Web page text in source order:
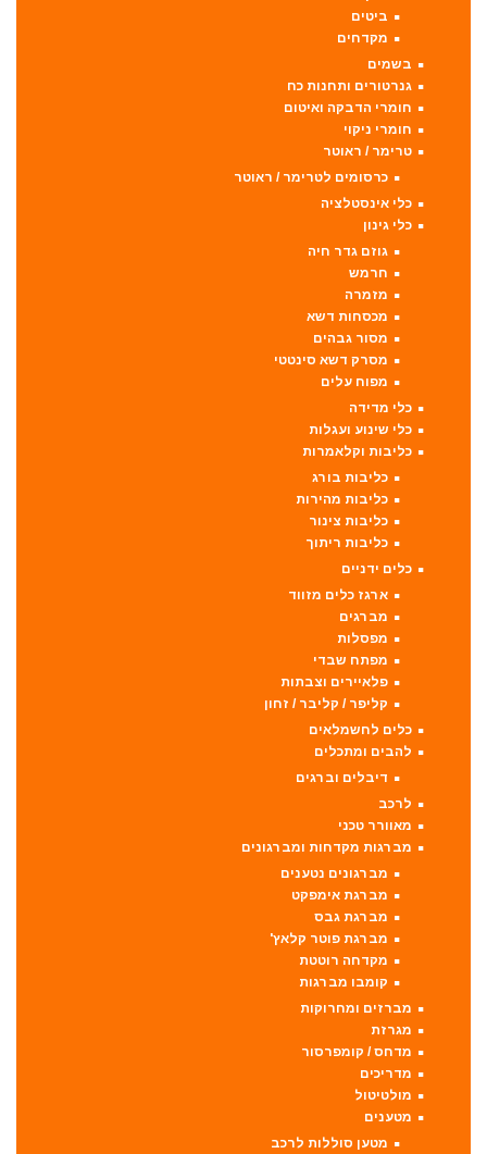
ביטים
מקדחים
בשמים
גנרטורים ותחנות כח
חומרי הדבקה ואיטום
חומרי ניקוי
טרימר / ראוטר
כרסומים לטרימר / ראוטר
כלי אינסטלציה
כלי גינון
גוזם גדר חיה
חרמש
מזמרה
מכסחות דשא
מסור גבהים
מסרק דשא סינטטי
מפוח עלים
כלי מדידה
כלי שינוע ועגלות
כליבות וקלאמרות
כליבות בורג
כליבות מהירות
כליבות צינור
כליבות ריתוך
כלים ידניים
ארגז כלים מזווד
מברגים
מפסלות
מפתח שבדי
פלאיירים וצבתות
קליפר / קליבר / זחון
כלים לחשמלאים
להבים ומתכלים
דיבלים וברגים
לרכב
מאוורר טכני
מברגות מקדחות ומברגונים
מברגונים נטענים
מברגת אימפקט
מברגת גבס
מברגת פוטר קלאץ'
מקדחה רוטטת
קומבו מברגות
מברזים ומחרוקות
מגרזת
מדחס / קומפרסור
מדריכים
מולטיטול
מטענים
מטען סוללות לרכב